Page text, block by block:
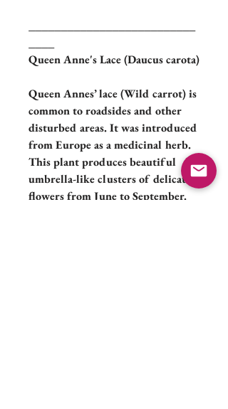
Queen Anne's Lace (Daucus carota)
Queen Annes’ lace (Wild carrot) is
common to roadsides and other
disturbed areas. It was introduced
from Europe as a medicinal herb.
This plant produces beautiful
umbrella-like clusters of delicate
flowers from June to September.